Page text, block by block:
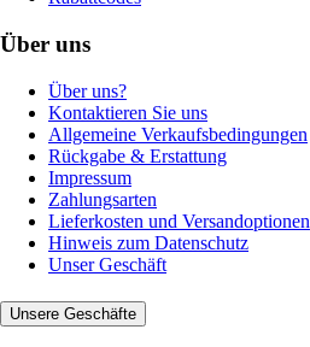
Über uns
Über uns?
Kontaktieren Sie uns
Allgemeine Verkaufsbedingungen
Rückgabe & Erstattung
Impressum
Zahlungsarten
Lieferkosten und Versandoptionen
Hinweis zum Datenschutz
Unser Geschäft
Unsere Geschäfte